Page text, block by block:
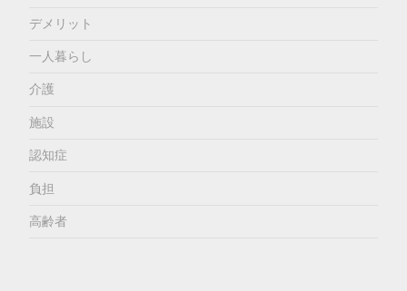
デメリット
一人暮らし
介護
施設
認知症
負担
高齢者